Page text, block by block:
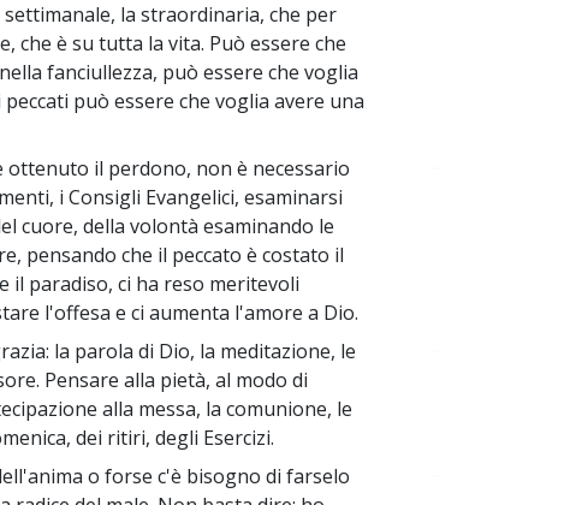
la straordinaria, che per
che è su tutta la vita. Può essere che
fanciullezza, può essere che voglia
può essere che voglia avere una
ottenuto il perdono, non è necessario
i Consigli Evangelici, esaminarsi
cuore, della volontà esaminando le
pensando che il peccato è costato il
il paradiso, ci ha reso meritevoli
l'offesa e ci aumenta l'amore a Dio.
la parola di Dio, la meditazione, le
Pensare alla pietà, al modo di
alla messa, la comunione, le
dei ritiri, degli Esercizi.
o forse c'è bisogno di farselo